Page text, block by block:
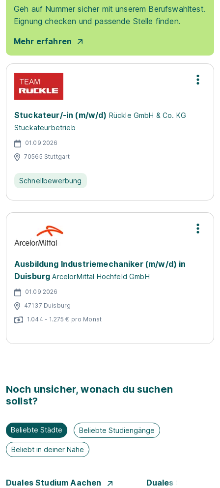
Geh auf Nummer sicher mit unserem Berufswahltest.
Eignung checken und passende Stelle finden.
Mehr erfahren
Stuckateur/-in (m/w/d) Rückle GmbH & Co. KG
Stuckateurbetrieb
01.09.2026
70565 Stuttgart
Schnellbewerbung
Ausbildung Industriemechaniker (m/w/d) in
Duisburg ArcelorMittal Hochfeld GmbH
01.09.2026
47137 Duisburg
1.044 - 1.275 € pro Monat
Noch unsicher, wonach du suchen
sollst?
Beliebte Städte Beliebte Studiengänge
Beliebt in deiner Nähe
Duales Studium Aachen
Duales Studium